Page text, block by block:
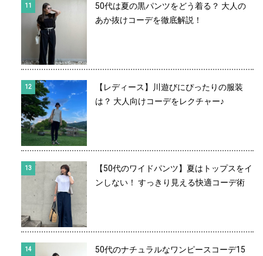
50代は夏の黒パンツをどう着る？ 大人の
あか抜けコーデを徹底解説！
【レディース】川遊びにぴったりの服装
は？ 大人向けコーデをレクチャー♪
【50代のワイドパンツ】夏はトップスをイ
ンしない！ すっきり見える快適コーデ術
50代のナチュラルなワンピースコーデ15